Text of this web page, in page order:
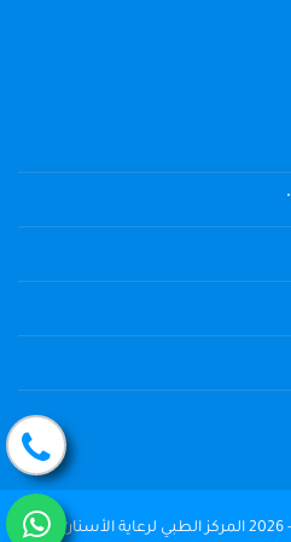
جميع الحقوق محفوظة © 2004 - 2026 المركز الطبي لرعاية الأسنان The